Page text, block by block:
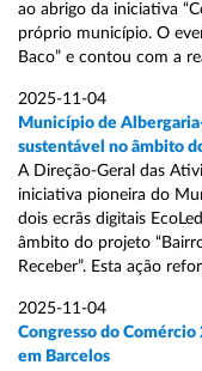
ao abrigo da iniciativa
próprio município. O
Baco” e contou com a
2025-11-04
Município de
sustentável no âmbito
A Direção-Geral das
iniciativa pioneira do
dois ecrãs digitais
âmbito do projeto
Receber”. Esta ação
2025-11-04
Congresso do
em Barcelos